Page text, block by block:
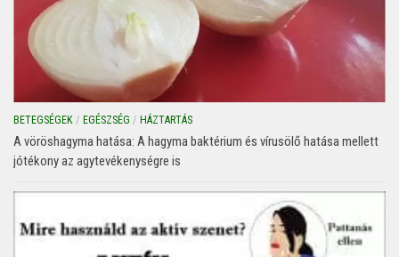
BETEGSÉGEK / EGÉSZSÉG / HÁZTARTÁS
A vöröshagyma hatása: A hagyma baktérium és vírusölő hatása mellett
jótékony az agytevékenységre is